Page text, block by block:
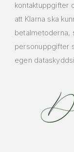
kontaktuppgifter
att Klarna ska
betalmetoderna,
personuppgifter
egen